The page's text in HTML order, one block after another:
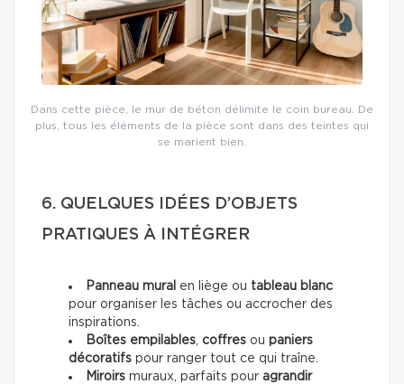
Dans cette pièce, le mur de béton délimite le coin bureau. De
plus, tous les éléments de la pièce sont dans des teintes qui
se marient bien.
6. QUELQUES IDÉES D’OBJETS
PRATIQUES À INTÉGRER
Panneau mural en liège ou tableau blanc
pour organiser les tâches ou accrocher des
inspirations.
Boîtes empilables, coffres ou paniers
décoratifs pour ranger tout ce qui traîne.
Miroirs muraux, parfaits pour agrandir